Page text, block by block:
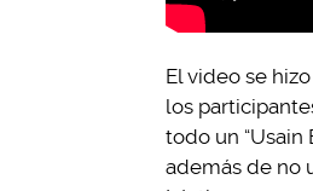
El video se
los
todo un
además de no